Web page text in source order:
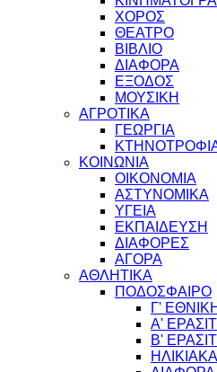
ΧΟΡΟΣ
ΘΕΑΤΡΟ
ΒΙΒΛΙΟ
ΔΙΑΦΟΡΑ
ΕΞΟΔΟΣ
ΜΟΥΣΙΚΗ
ΑΓΡΟΤΙΚΑ
ΓΕΩΡΓΙΑ
ΚΟΙΝΩΝΙΑ
ΟΙΚΟΝΟΜΙΑ
ΑΣΤΥΝΟΜΙΚΑ
ΥΓΕΙΑ
ΕΚΠΑΙΔΕΥΣΗ
ΔΙΑΦΟΡΕΣ
ΑΓΟΡΑ
ΑΘΛΗΤΙΚΑ
ΠΟΔΟΣΦΑΙΡΟ
Γ' ΕΘΝΙΚΗ
Α'
Β'
ΗΛΙΚΙΑΚΑ